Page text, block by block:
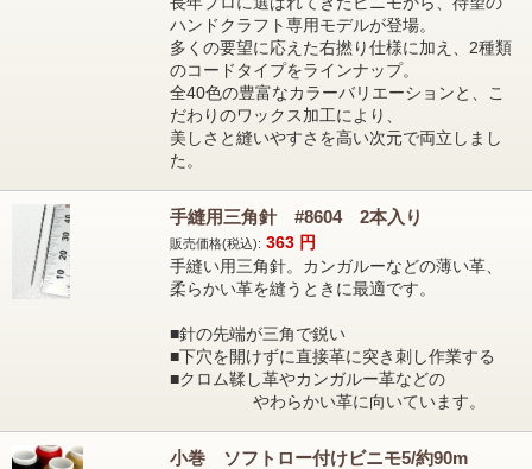
ハンドクラフト専用モデルが登場。
多くの要望に応えた右撚り仕様に加え、2種類
のコードタイプをラインナップ。
全40色の豊富なカラーバリエーションと、こ
だわりのワックス加工により、
美しさと縫いやすさを高い次元で両立しまし
た。
手縫用三角針 #8604 2本入り
販売価格(税込): 363 円
手縫い用三角針。カンガルーなどの薄い革、
柔らかい革を縫うときに最適です。
■針の先端が三角で鋭い
■下穴を開けずに直接革に突き刺し作業する
■クロム鞣し革やカンガルー革などの
やわらかい革に向いています。
小巻 ソフトロー付けビニモ5/約90m